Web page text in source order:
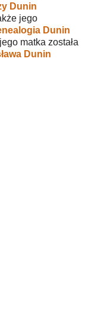
Dunin
jego
Dunin
matka została
Dunin